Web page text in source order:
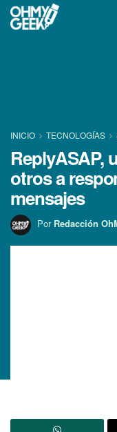
INICIO TECNOLOGÍ­AS
ReplyASAP,
otros a
mensajes
Por Redacción